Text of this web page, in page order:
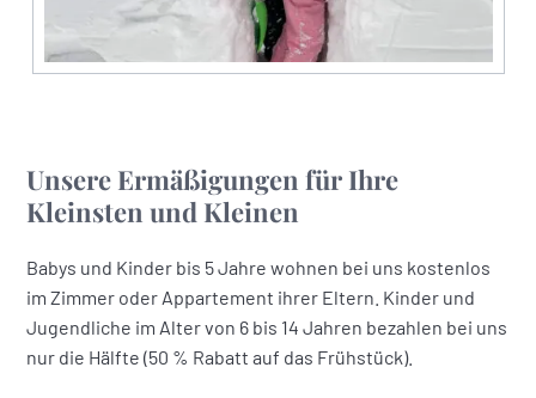
Unsere Ermäßigungen für Ihre
Kleinsten und Kleinen
Babys und Kinder bis 5 Jahre wohnen bei uns kostenlos
im Zimmer oder Appartement ihrer Eltern. Kinder und
Jugendliche im Alter von 6 bis 14 Jahren bezahlen bei uns
nur die Hälfte (50 % Rabatt auf das Frühstück).